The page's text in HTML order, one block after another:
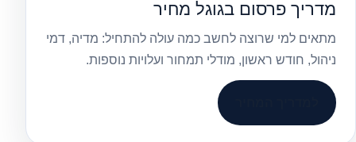
מדריך פרסום בגוגל מחיר
מתאים למי שרוצה לחשב כמה עולה להתחיל: מדיה, דמי
ניהול, חודש ראשון, מודלי תמחור ועלויות נוספות.